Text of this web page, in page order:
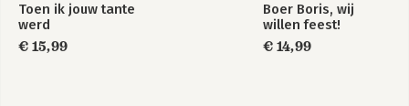
Toen ik jouw tante
werd
€ 15,99
Boer Boris, wij
willen feest!
€ 14,99